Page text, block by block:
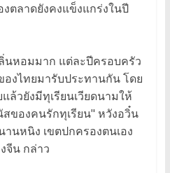
ตลาดยังคงแข็งแกร่งในปี
นหอมมาก แต่ละปีครอบครัว
งไทยมารับประทานกัน โดย
ล้วยังมีทุเรียนเวียดนามให้
ของคนรักทุเรียน" หวังอวิ๋น
นหนิง เขตปกครองตนเอง
จีน กล่าว